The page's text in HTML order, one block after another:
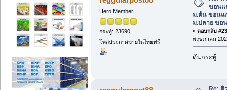
Hero Member
กระทู้: 23690
โพสประกาศขายในไทยฟรี
ขอนแ
ม.ต้น ขอนแ
ม.ปลาย ขอ
« ตอบกลับ
พฤษภาคม
ดันกระทู้